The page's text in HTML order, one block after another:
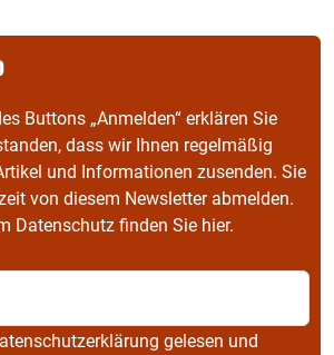
Buttons „Anmelden“ erklären Sie
dass wir Ihnen regelmäßig
und Informationen zusenden. Sie
von diesem Newsletter abmelden.
Datenschutz finden Sie hier.
gelesen und